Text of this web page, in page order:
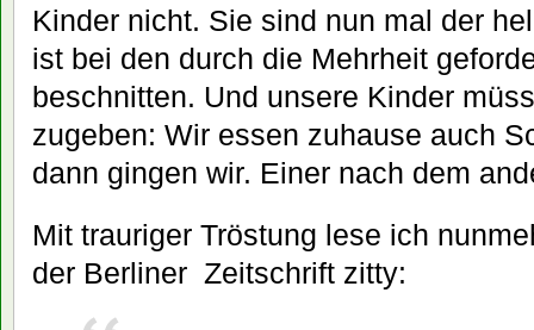
Kinder nicht. Sie sind nun mal der
ist bei den durch die Mehrheit
beschnitten. Und unsere Kinder
zugeben: Wir essen zuhause auch
dann gingen wir. Einer nach dem
Mit trauriger Tröstung lese ich
der Berliner Zeitschrift zitty: